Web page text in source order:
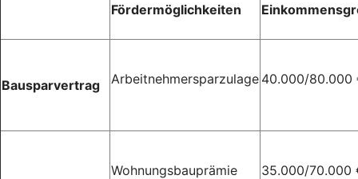
Fördermöglichkeiten
Bausparvertrag Arbeitnehmersparzulage 40.000/80.000
Wohnungsbauprämie 35.000/70.000